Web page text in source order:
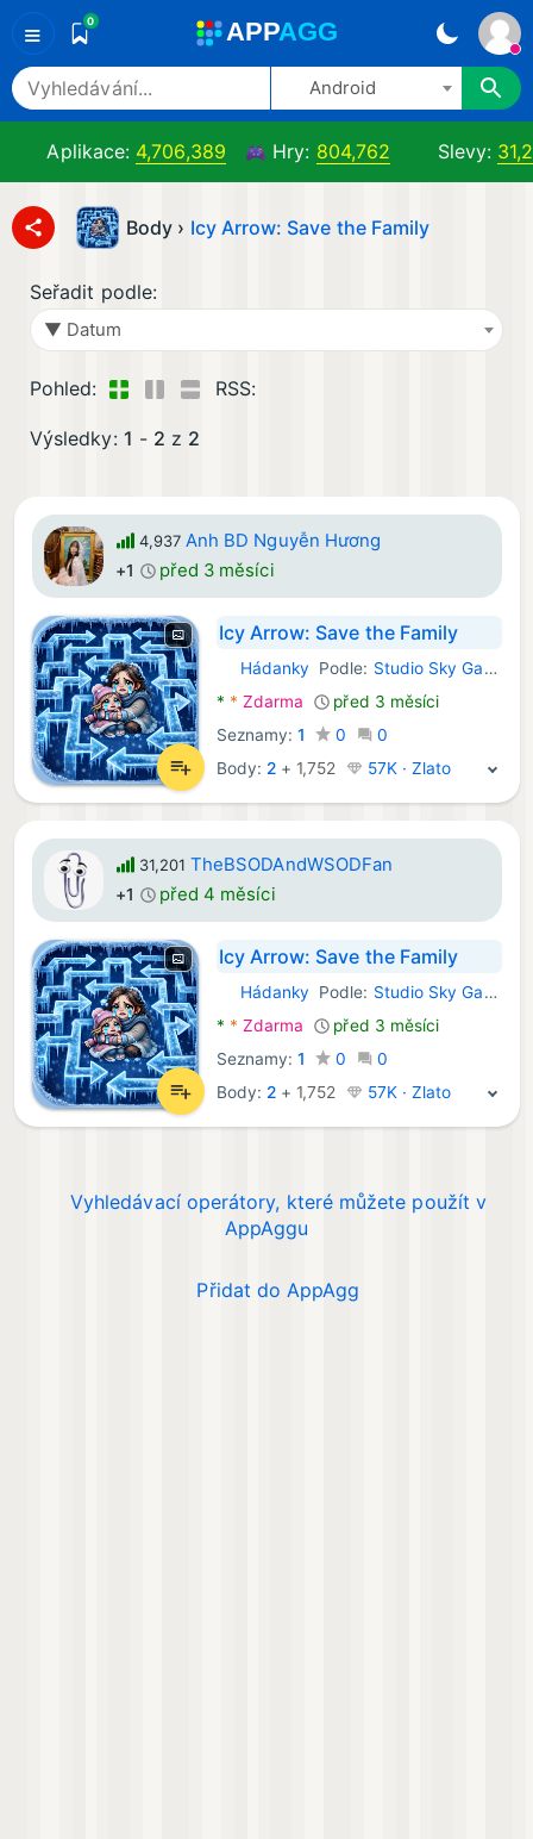
≡ 0 APPAGG
Android
Aplikace: 4,706,389 Hry: 804,762 Slevy:
Body › Icy Arrow: Save the Family
Seřadit podle:
▼ Datum
Pohled: RSS:
Výsledky: 1 - 2 z 2
4,937 Anh BD Nguyễn Hương
+1 před 3 měsíci
Icy Arrow: Save the Family
Android Hry:
Hádanky Podle: Studio Sky Games
* * Zdarma
před 3 měsíci
Seznamy:1 0
0
Body: 2 + 1,752 57K · Zlato
31,201 TheBSODAndWSODFan
+1 před 4 měsíci
Icy Arrow: Save the Family
Android Hry:
Hádanky Podle: Studio Sky Games
* * Zdarma
před 3 měsíci
Seznamy:1 0
0
Body: 2 + 1,752 57K · Zlato
Vyhledávací operátory, které můžete použít v
AppAggu
Přidat do AppAgg